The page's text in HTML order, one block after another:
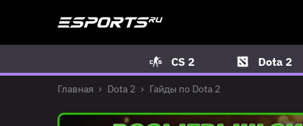
CS 2 Dota 2
Главная Dota 2 Гайды по Dota 2